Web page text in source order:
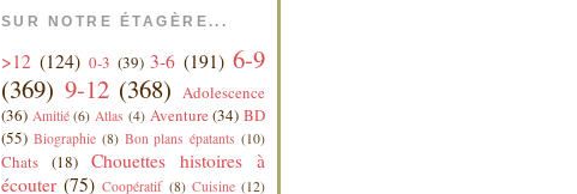
SUR NOTRE ÉTAGÈRE...
>12 (124) 0-3 (39) 3-6 (191) 6-9
(369) 9-12 (368)
Adolescence
(36) Amitié (6) Atlas (4) Aventure (34) BD
(55) Biographie (8) Bon plans épatants (10)
Chats (18)
Chouettes histoires à
écouter (75) Coopératif (8) Cuisine (12)